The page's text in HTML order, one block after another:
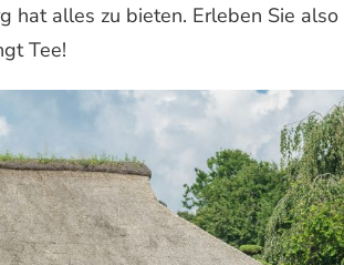
hat alles zu bieten. Erleben Sie
Tee!